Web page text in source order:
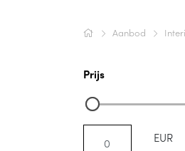
Aanbod
Prijs
EUR